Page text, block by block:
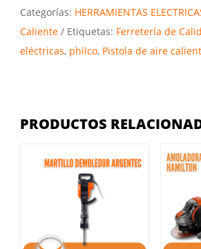
Categorías: HERRAMIENTAS
Caliente
Etiquetas: Ferretería de
eléctricas, philco, Pistola de aire
PRODUCTOS